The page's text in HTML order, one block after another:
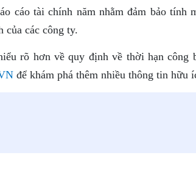
cáo tài chính năm nhằm đảm bảo tính
của các công ty.
rõ hơn về quy định về thời hạn công
để khám phá thêm nhiều thông tin hữu